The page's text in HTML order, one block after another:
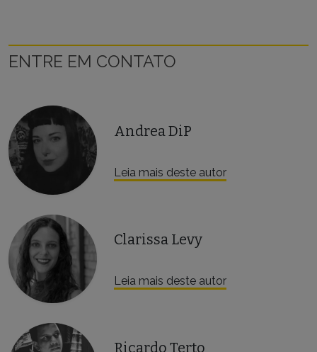
ENTRE EM CONTATO
Andrea DiP
Leia mais deste autor
Clarissa Levy
Leia mais deste autor
Ricardo Terto